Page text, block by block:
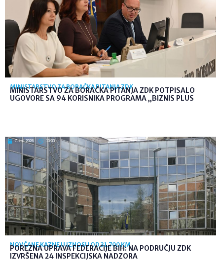
MINISTARSTVO ZA BORAČKA PITANJA ZDK
MINISTARSTVO ZA BORAČKA PITANJA ZDK POTPISALO
UGOVORE SA 94 KORISNIKA PROGRAMA „BIZNIS PLUS
7. kol. 2026 10:03
NOVČANE KAZNE U IZNOSU OD 31.700 KM
POREZNA UPRAVA FEDERACIJE BIH: NA PODRUČJU ZDK
IZVRŠENA 24 INSPEKCIJSKA NADZORA